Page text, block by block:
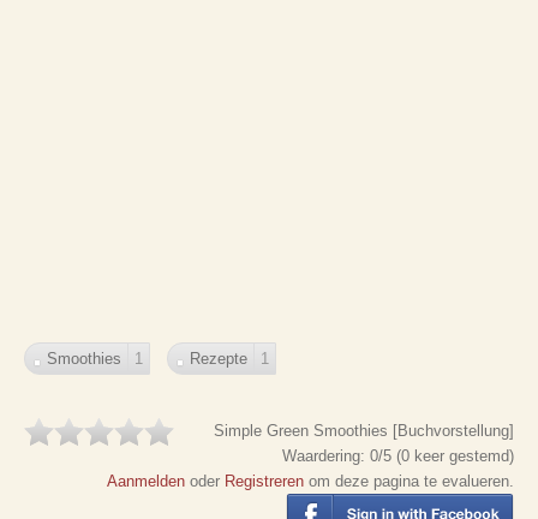
Smoothies 1 Rezepte 1
Simple Green Smoothies [Buchvorstellung]
Waardering: 0/5 (0 keer gestemd)
Aanmelden oder Registreren om deze pagina te evalueren.